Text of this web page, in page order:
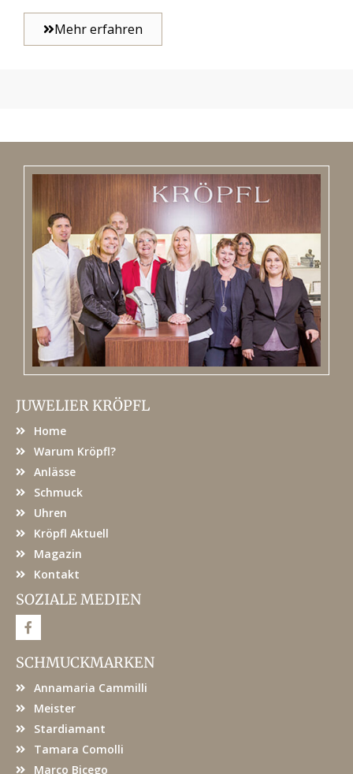
Mehr erfahren
JUWELIER KRÖPFL
Home
Warum Kröpfl?
Anlässe
Schmuck
Uhren
Kröpfl Aktuell
Magazin
Kontakt
SOZIALE MEDIEN
F
a
e
b
o
SCHMUCKMARKEN
Annamaria Cammilli
Meister
Stardiamant
Tamara Comolli
Marco Bicego